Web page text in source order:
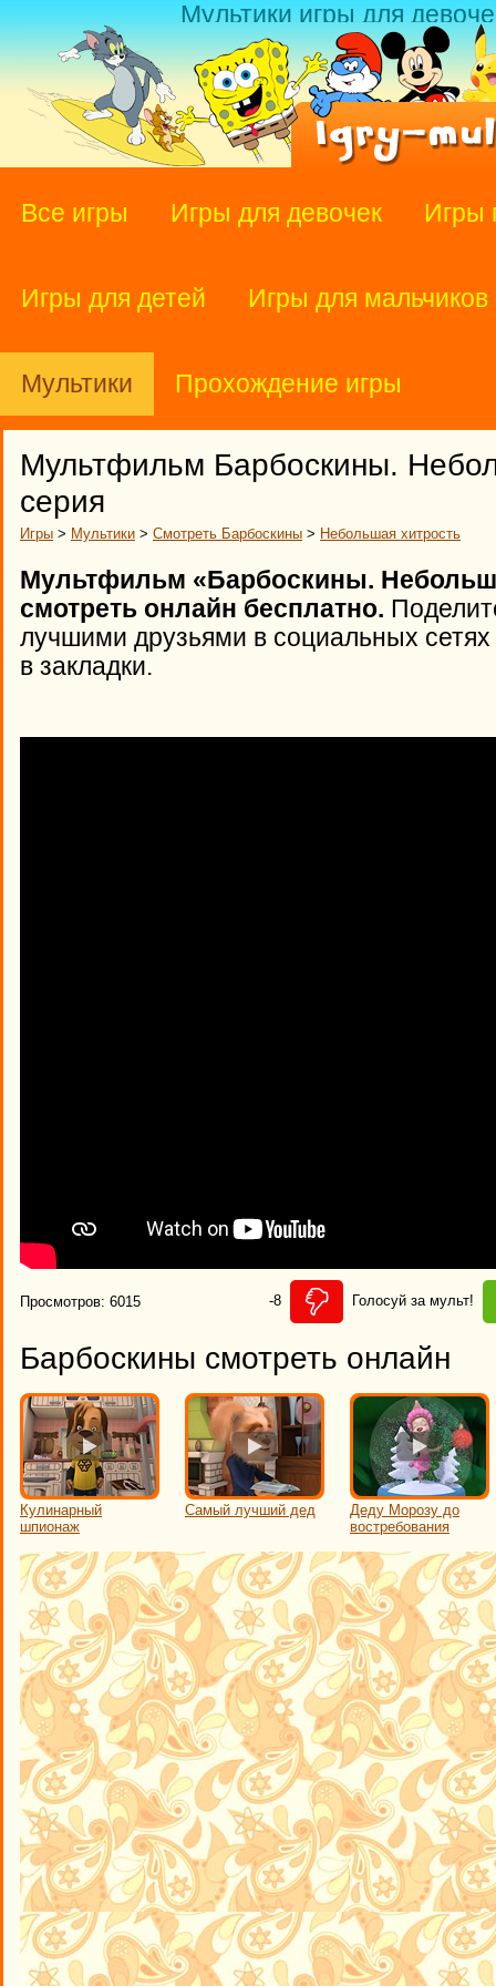
Мультики игры для
Все игры Игры для девочек Игры
Игры для детей Игры для мальчиков
Мультики Прохождение игры
Мультфильм Барбоскины.
серия
Игры > Мультики > Смотреть Барбоскины > Небольшая хитрость
Мультфильм «Барбоскины.
смотреть онлайн бесплатно.
лучшими друзьями в социальных сетях
в закладки.
Просмотров: 6015 -8 Голосуй за мульт!
Барбоскины смотреть онлайн
Кулинарный
шпионаж
Самый лучший дед
Деду Морозу до
востребования